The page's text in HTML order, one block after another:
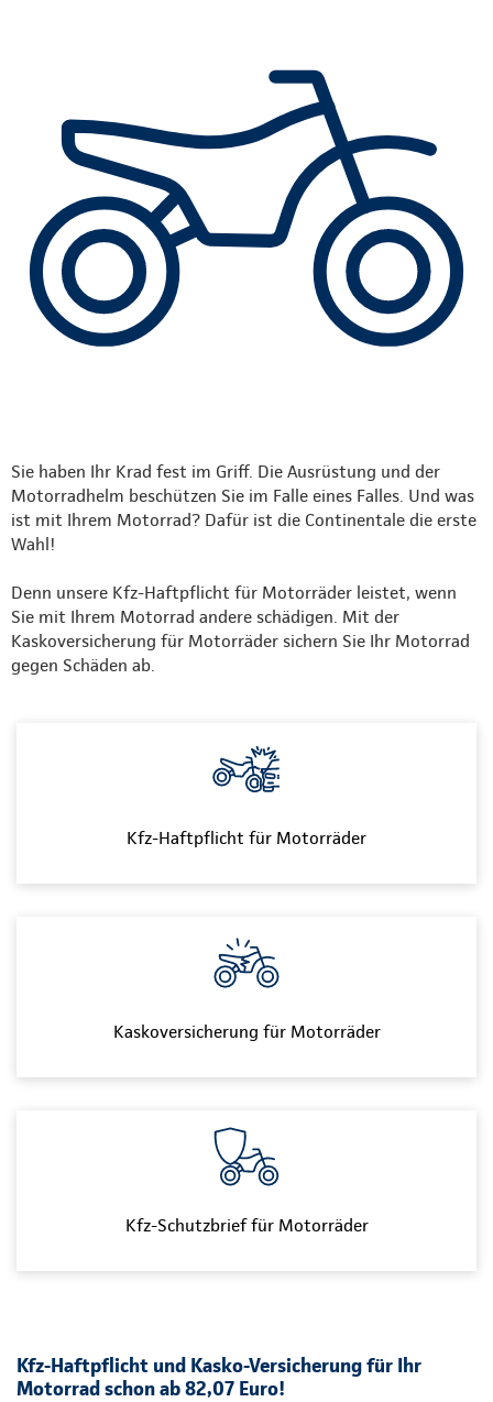
Sie haben Ihr Krad fest im Griff. Die Ausrüstung und der
Motorradhelm beschützen Sie im Falle eines Falles. Und was
ist mit Ihrem Motorrad? Dafür ist die Continentale die erste
Wahl!
Denn unsere Kfz-Haftpflicht für Motorräder leistet, wenn
Sie mit Ihrem Motorrad andere schädigen. Mit der
Kaskoversicherung für Motorräder sichern Sie Ihr Motorrad
gegen Schäden ab.
Kfz-Haftpflicht für Motorräder
Kaskoversicherung für Motorräder
Kfz-Schutzbrief für Motorräder
Kfz-Haftpflicht und Kasko-Versicherung für Ihr
Motorrad schon ab 82,07 Euro!